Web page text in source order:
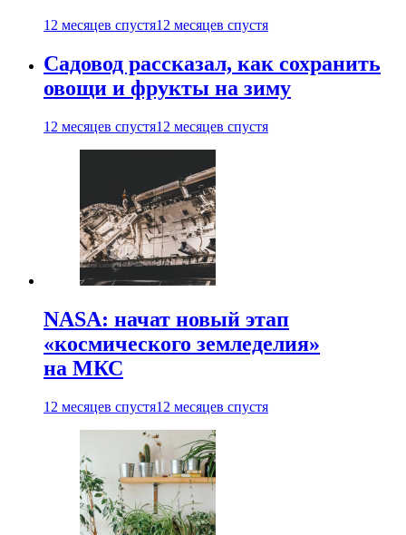
12 месяцев спустя12 месяцев спустя
Садовод рассказал, как сохранить
овощи и фрукты на зиму
12 месяцев спустя12 месяцев спустя
NASA: начат новый этап
«космического земледелия»
на МКС
12 месяцев спустя12 месяцев спустя